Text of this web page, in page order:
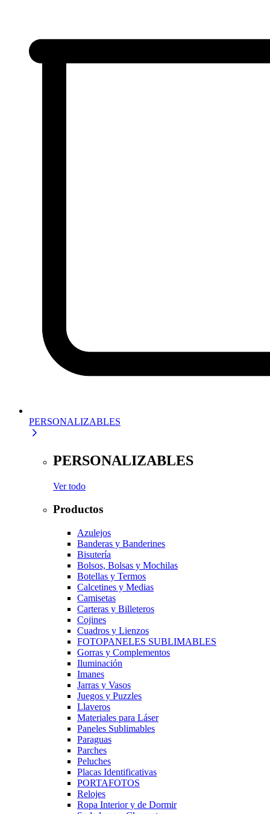
PERSONALIZABLES
PERSONALIZABLES
Ver todo
Productos
Azulejos
Banderas y Banderines
Bisutería
Bolsos, Bolsas y Mochilas
Botellas y Termos
Calcetines y Medias
Camisetas
Carteras y Billeteros
Cojines
Cuadros y Lienzos
FOTOPANELES SUBLIMABLES
Gorras y Complementos
Iluminación
Imanes
Jarras y Vasos
Juegos y Puzzles
Llaveros
Materiales para Láser
Paneles Sublimables
Paraguas
Parches
Peluches
Placas Identificativas
PORTAFOTOS
Relojes
Ropa Interior y de Dormir